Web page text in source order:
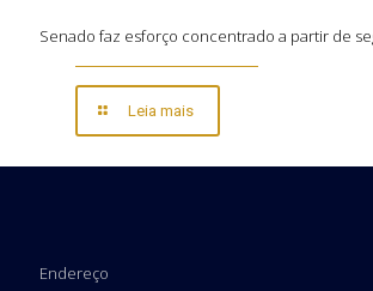
Senado faz esforço concentrado a partir de
Leia mais
Endereço